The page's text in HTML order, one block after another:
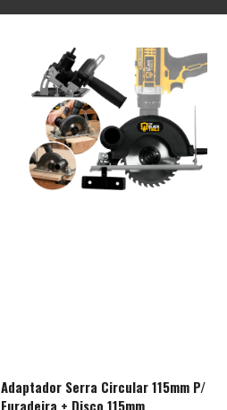
Adaptador Serra Circular 115mm P/
Furadeira + Disco 115mm